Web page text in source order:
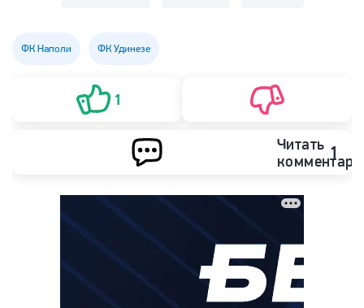
ФК Наполи ФК Удинезе
1
Читать 1